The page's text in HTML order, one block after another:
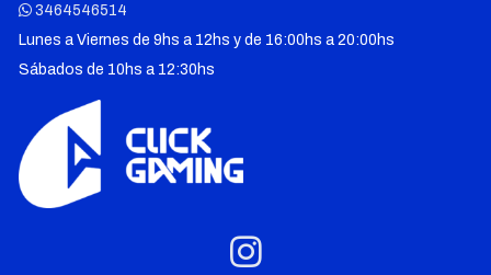
3464546514
Lunes a Viernes de 9hs a 12hs y de 16:00hs a 20:00hs
Sábados de 10hs a 12:30hs